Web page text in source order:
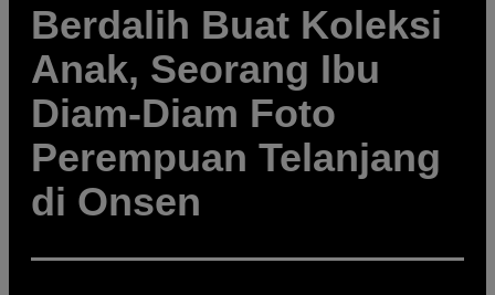
Berdalih Buat Koleksi
Anak, Seorang Ibu
Diam-Diam Foto
Perempuan Telanjang
di Onsen